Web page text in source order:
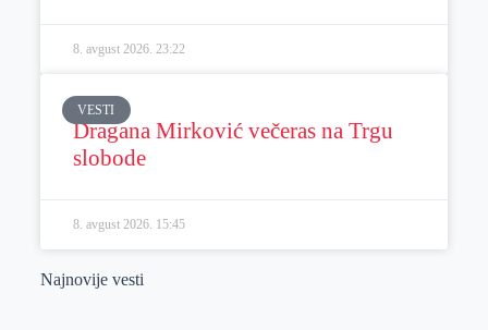
8. avgust 2026. 23:22
VESTI
Dragana Mirković večeras na Trgu
slobode
8. avgust 2026. 15:45
Najnovije vesti